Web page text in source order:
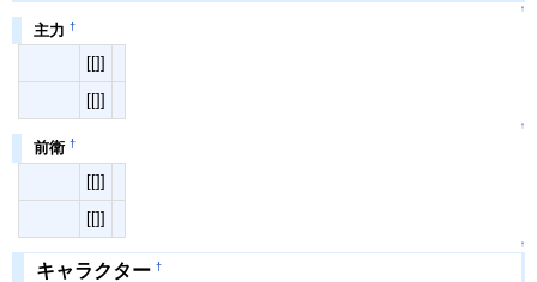
↑
主力 †
[[]]
[[]]
↑
前衛 †
[[]]
[[]]
↑
キャラクター †